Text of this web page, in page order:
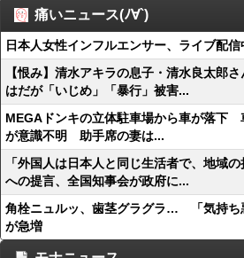
痛いニュース(ﾉ∀`)
日本人女性インフルエンサー、ライブ配
【恨み】清水アキラの息子・清水良太郎
はだが「いじめ」「暴行」被害...
MEGAドンキの立体駐車場から車が落下
が意識不明 助手席の妻は...
「外国人は日本人と同じ生活者で、地域
への提言、全国知事会が政府に...
角栓ニュルッ、歯茎グラグラ… 「気持ち
が急増